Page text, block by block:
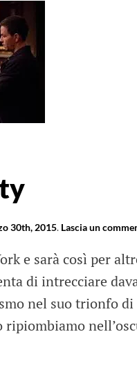
30th, 2015. Lascia un
e sarà così per
di intrecciare
nel suo trionfo
ripiombiamo